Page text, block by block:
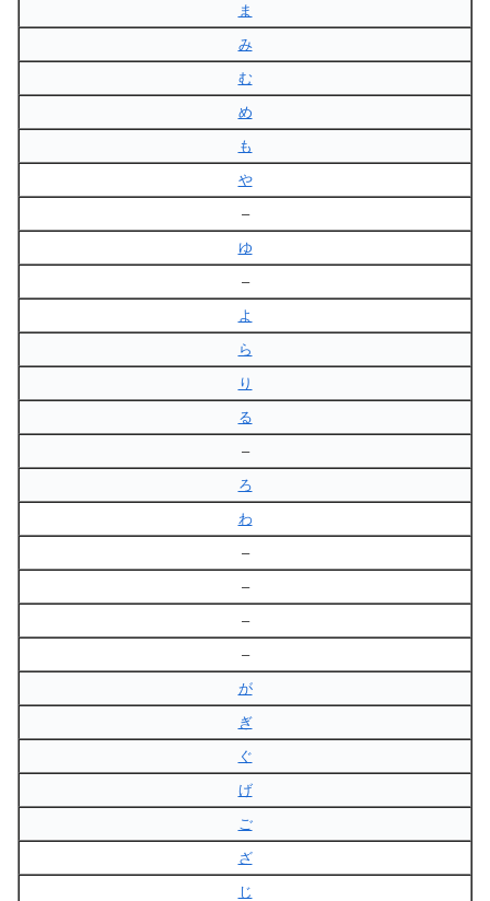
ま
み
む
め
も
や
–
ゆ
–
よ
ら
り
る
–
ろ
わ
–
–
–
–
が
ぎ
ぐ
げ
ご
ざ
じ